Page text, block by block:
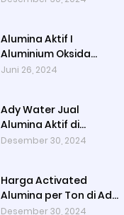
Alumina Aktif I
Aluminium Oksida
Berpori Tinggi untuk
Juni 26, 2024
Ady Water Jual
Alumina Aktif di
Bandung
Desember 30, 2024
Harga Activated
Alumina per Ton di Ady
Water
Desember 30, 2024